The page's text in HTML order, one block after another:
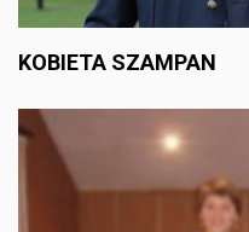
KOBIETA SZAMPAN